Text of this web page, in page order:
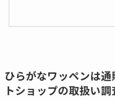
ひらがなワッペンは
トショップの取扱い調